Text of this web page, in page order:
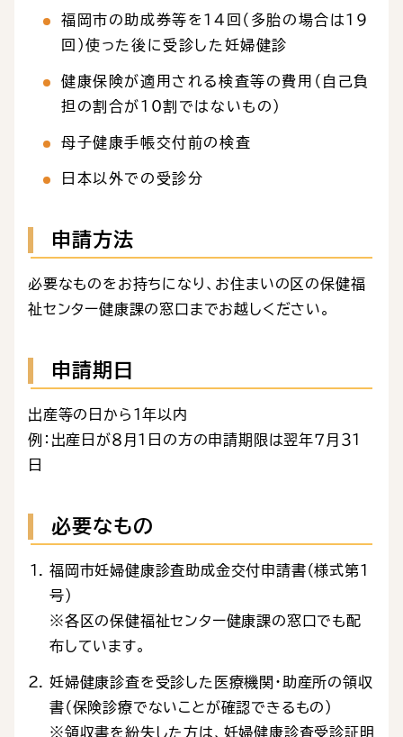
福岡市の助成券等を14回（多胎の場合は19
回）使った後に受診した妊婦健診
健康保険が適用される検査等の費用（自己負
担の割合が10割ではないもの）
母子健康手帳交付前の検査
日本以外での受診分
申請方法
必要なものをお持ちになり、お住まいの区の保健福
祉センター健康課の窓口までお越しください。
申請期日
出産等の日から１年以内
例：出産日が８月１日の方の申請期限は翌年７月３１
日
必要なもの
福岡市妊婦健康診査助成金交付申請書（様式第1
号）
※各区の保健福祉センター健康課の窓口でも配
布しています。
妊婦健康診査を受診した医療機関・助産所の領収
書（保険診療でないことが確認できるもの）
※領収書を紛失した方は、妊婦健康診査受診証明